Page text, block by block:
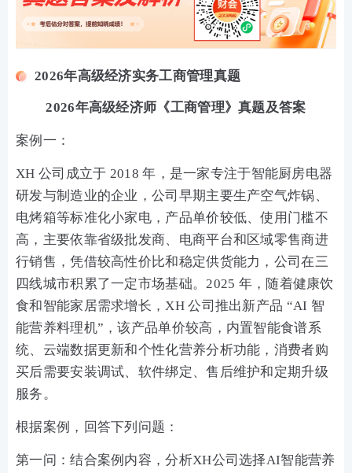
2026年高级经济实务工商管理真题
2026年高级经济师《工商管理》真题及答案
案例一：
XH 公司成立于 2018 年，是一家专注于智能厨房电器
研发与制造业的企业，公司早期主要生产空气炸锅、
电烤箱等标准化小家电，产品单价较低、使用门槛不
高，主要依靠省级批发商、电商平台和区域零售商进
行销售，凭借较高性价比和稳定供货能力，公司在三
四线城市积累了一定市场基础。2025 年，随着健康饮
食和智能家居需求增长，XH 公司推出新产品 “AI 智
能营养料理机”，该产品单价较高，内置智能食谱系
统、云端数据更新和个性化营养分析功能，消费者购
买后需要安装调试、软件绑定、售后维护和定期升级
服务。
根据案例，回答下列问题：
第一问：结合案例内容，分析XH公司选择AI智能营养